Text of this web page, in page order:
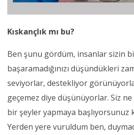
Kıskançlık mı bu?
Ben şunu gördüm, insanlar sizin
başaramadığınızı düşündükleri
seviyorlar, destekliyor
geçemez diye düşünüyorlar. Siz
bir şeyler yapmaya
Yerden yere vuruldum ben,